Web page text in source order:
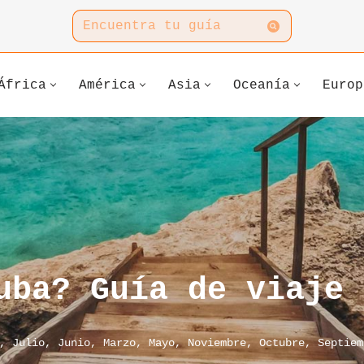
América Asia Oceanía
Guía de viaje
,Julio, Junio, Marzo, Mayo,Noviembre, Octubre,